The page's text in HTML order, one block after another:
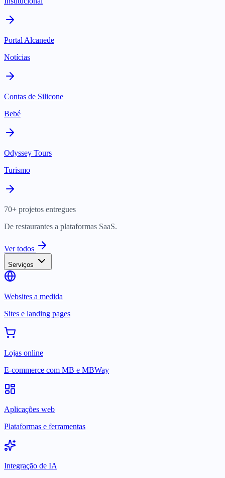
Portal Alcanede
Notícias
Contas de Silicone
Bebé
Odyssey Tours
Turismo
70+ projetos entregues
De restaurantes a plataformas SaaS.
Ver todos
Serviços
Websites a medida
Sites e landing pages
Lojas online
E-commerce com MB e MBWay
Aplicações web
Plataformas e ferramentas
Integração de IA